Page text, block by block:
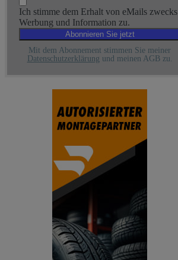
Ich stimme dem Erhalt von eMails zwecks
Werbung und Information zu.
Mit dem Abonnement stimmen Sie meiner
Datenschutzerklärung und meinen AGB zu.